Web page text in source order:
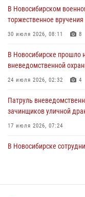
В Новосибирске
Росгвардии провели
В Новосибирске
– жертв войны в Донбассе
В Новосибирском
торжественное
30 июля 2026, 08:11 8
В Новосибирске прошло
вневедомственной
24 июля 2026, 02:32 4
Патруль
зачинщиков уличной
17 июля 2026, 07:24
В Новосибирске